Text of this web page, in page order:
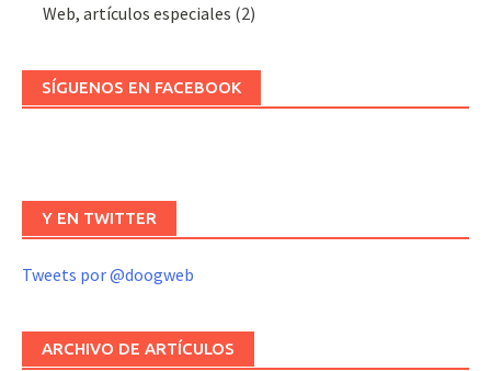
Web, artículos especiales (2)
SÍGUENOS EN FACEBOOK
Y EN TWITTER
Tweets por @doogweb
ARCHIVO DE ARTÍCULOS